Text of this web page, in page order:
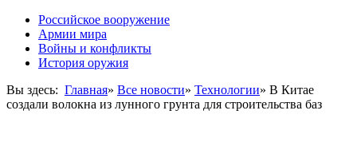
Российское вооружение
Армии мира
Войны и конфликты
История оружия
Вы здесь: Главная» Все новости» Технологии» В Китае
создали волокна из лунного грунта для строительства баз